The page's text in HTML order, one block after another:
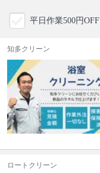
平日作業500円OFF
知多クリーン
ロートクリーン